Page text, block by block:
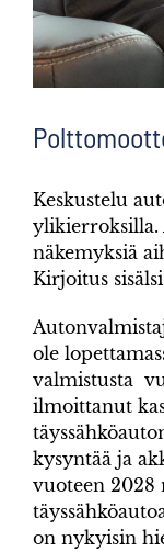
Keskustelu
ylikierroksilla.
näkemyksiä
Kirjoitus
ole
valmistusta
ilmoittanut
kysyntää ja
vuoteen 2028
on nykyisin